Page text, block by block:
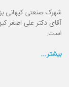
شهرک صنعتی کیهانی
آقای دکتر علی اصغر
است.
بیشتر...